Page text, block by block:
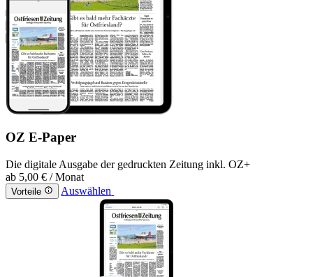
OZ E-Paper
Die digitale Ausgabe der gedruckten Zeitung inkl. OZ+
ab 5,00 € / Monat
Vorteile Auswählen